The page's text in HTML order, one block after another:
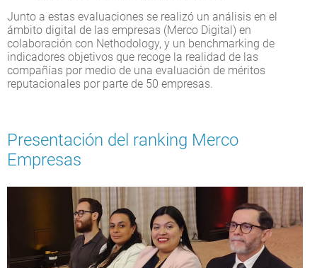
Junto a estas evaluaciones se realizó un análisis en el
ámbito digital de las empresas (Merco Digital) en
colaboración con Nethodology, y un benchmarking de
indicadores objetivos que recoge la realidad de las
compañías por medio de una evaluación de méritos
reputacionales por parte de 50 empresas.
Presentación del ranking Merco
Empresas